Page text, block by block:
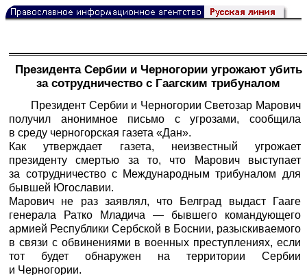
Президента Сербии и Черногории угрожают убить
за сотрудничество с Гаагским трибуналом
Президент Сербии и Черногории Светозар Марович
получил анонимное письмо с угрозами, сообщила
в среду черногорская газета «Дан».
Как утверждает газета, неизвестный угрожает
президенту смертью за то, что Марович выступает
за сотрудничество с Международным трибуналом для
бывшей Югославии.
Марович не раз заявлял, что Белград выдаст Гааге
генерала Ратко Младича — бывшего командующего
армией Республики Сербской в Боснии, разыскиваемого
в связи с обвинениями в военных преступлениях, если
тот будет обнаружен на территории Сербии
и Черногории.